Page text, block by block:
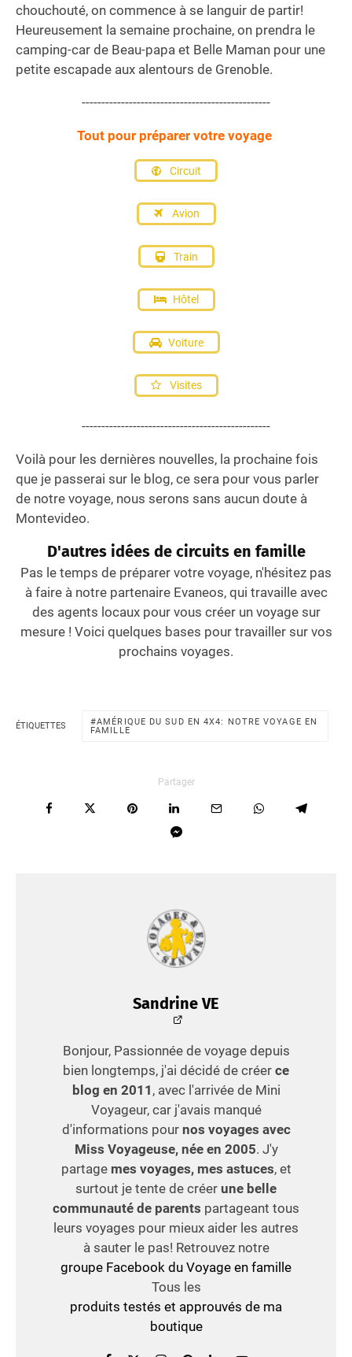
chouchouté, on commence à se languir de partir!
Heureusement la semaine prochaine, on prendra le
camping-car de Beau-papa et Belle Maman pour une
petite escapade aux alentours de Grenoble.
------------------------------------------------
Tout pour préparer votre voyage
Circuit
Avion
Train
Hôtel
Voiture
Visites
------------------------------------------------
Voilà pour les dernières nouvelles, la prochaine fois
que je passerai sur le blog, ce sera pour vous parler
de notre voyage, nous serons sans aucun doute à
Montevideo.
D'autres idées de circuits en famille
Pas le temps de préparer votre voyage, n'hésitez pas
à faire à notre partenaire Evaneos, qui travaille avec
des agents locaux pour vous créer un voyage sur
mesure ! Voici quelques bases pour travailler sur vos
prochains voyages.
ÉTIQUETTES
AMÉRIQUE DU SUD EN 4X4: NOTRE VOYAGE EN
FAMILLE
Partager
Sandrine VE
Bonjour, Passionnée de voyage depuis
bien longtemps, j'ai décidé de créer ce
blog en 2011 , avec l'arrivée de Mini
Voyageur, car j'avais manqué
d'informations pour nos voyages avec
Miss Voyageuse, née en 2005. J'y
partage mes voyages, mes astuces, et
surtout je tente de créer une belle
communauté de parents partageant tous
leurs voyages pour mieux aider les autres
à sauter le pas! Retrouvez notre
groupe Facebook du Voyage en famille
Tous les
produits testés et approuvés de ma
boutique